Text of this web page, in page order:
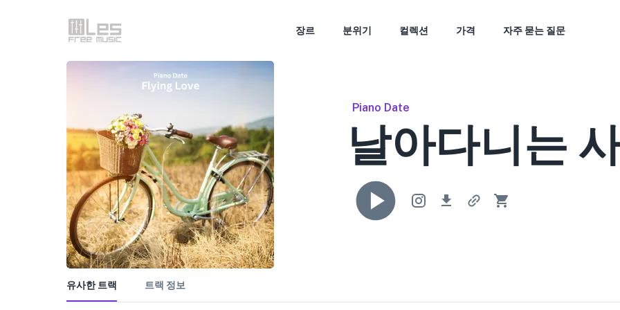
장르 분위기 컬렉션 가격 자주 묻는 질문
Piano Date
날아다니는
유사한 트랙 트랙 정보